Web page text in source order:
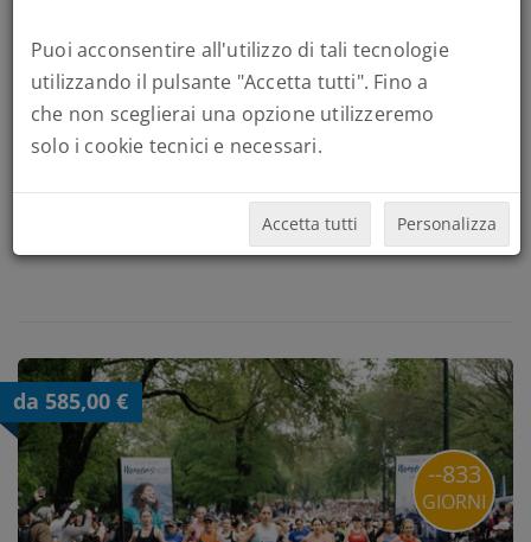
MARATONE :NYC
Quando vuoi partire:
da 585,00 €
--833
GIORNI
Puoi acconsentire all'utilizzo di tali tecnologie
utilizzando il pulsante "Accetta tutti". Fino a
che non sceglierai una opzione utilizzeremo
solo i cookie tecnici e necessari.
Accetta tutti Personalizza